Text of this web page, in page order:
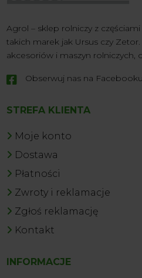
Agrol – sklep rolniczy z
takich marek jak Ursus czy
akcesoriów i maszyn rolniczych,
 Obserwuj nas na Facebooku
STREFA KLIENTA
Moje konto
Dostawa
Płatności
Zwroty i reklamacje
Zgłoś reklamację
Kontakt
INFORMACJE